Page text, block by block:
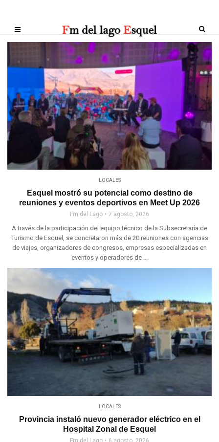
LOCALES
Esquel mostró su potencial como destino de
reuniones y eventos deportivos en Meet Up 2026
Fm del Lago 7 agosto, 2026
A través de la participación del equipo técnico de la Subsecretaría de
Turismo de Esquel, se concretaron más de 20 reuniones con agencias
de viajes, organizadores de congresos, empresas especializadas en
eventos y operadores de ...
LOCALES
Provincia instaló nuevo generador eléctrico en el
Hospital Zonal de Esquel
Fm del Lago 6 agosto, 2026